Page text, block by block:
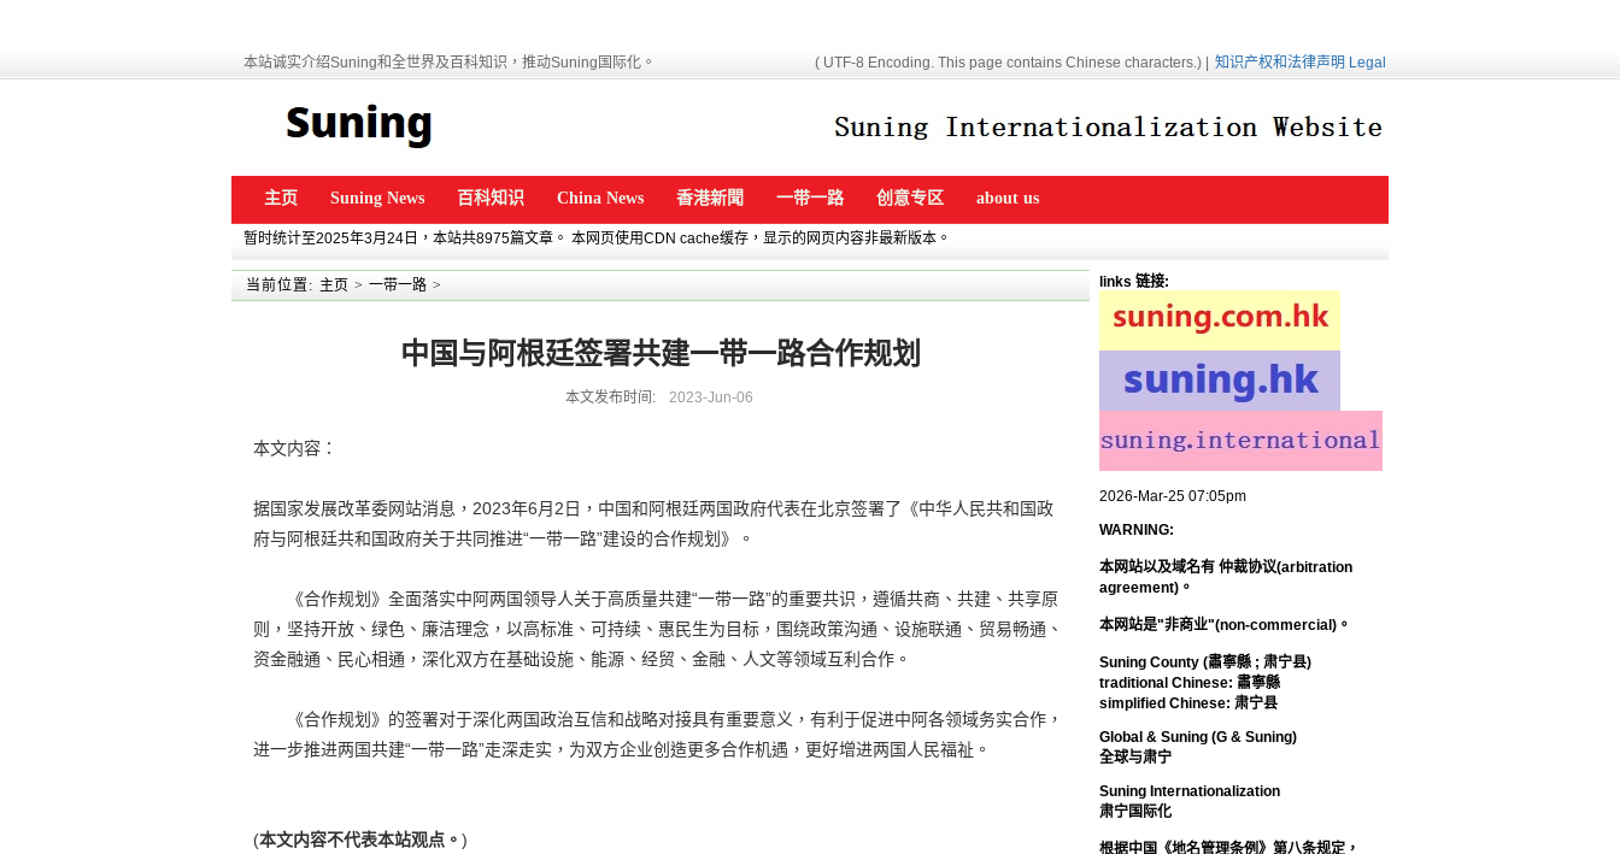
本站诚实介绍Suning和全世界及百科知识，推动Suning国际化。 ( UTF-8 Encoding. This page contains Chinese characters.) | 知识产权和法律声明 Legal
主页 Suning News 百科知识 China News 香港新聞 一带一路 创意专区 about us
暂时统计至2025年3月24日，本站共8975篇文章。 本网页使用CDN cache缓存，显示的网页内容非最新版本。
当前位置: 主页 > 一带一路 >
中国与阿根廷签署共建一带一路合作规划
本文发布时间: 2023-Jun-06
本文内容：
据国家发展改革委网站消息，2023年6月2日，中国和阿根廷两国政府代表在北京签署了《中华人民共和国政
府与阿根廷共和国政府关于共同推进“一带一路”建设的合作规划》。
《合作规划》全面落实中阿两国领导人关于高质量共建“一带一路”的重要共识，遵循共商、共建、共享原
则，坚持开放、绿色、廉洁理念，以高标准、可持续、惠民生为目标，围绕政策沟通、设施联通、贸易畅通、
资金融通、民心相通，深化双方在基础设施、能源、经贸、金融、人文等领域互利合作。
《合作规划》的签署对于深化两国政治互信和战略对接具有重要意义，有利于促进中阿各领域务实合作，
进一步推进两国共建“一带一路”走深走实，为双方企业创造更多合作机遇，更好增进两国人民福祉。
(本文内容不代表本站观点。 )
links 链接:
2026-Mar-25 07:05pm
WARNING:
本网站以及域名有 仲裁协议(arbitration
agreement)。
本网站是"非商业"(non-commercial)。
Suning County (肅寧縣 ; 肃宁县)
traditional Chinese: 肅寧縣
simplified Chinese: 肃宁县
Global & Suning (G & Suning)
全球与肃宁
Suning Internationalization
肃宁国际化
根据中国《地名管理条例》第八条规定，